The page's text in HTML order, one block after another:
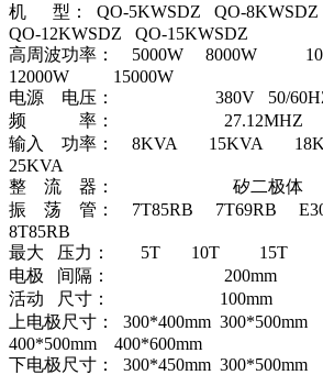
机 型： QO-5KWSDZ QO-8KWSDZ
QO-12KWSDZ QO-15KWSDZ
高周波功率： 5000W 8000W
12000W 15000W
电源 电压： 380V 50/
频 率：
输入 功率： 8KVA 15KVA
25KVA
整 流 器： 矽二极体
振 荡 管： 7T85RB 7T69RB
8T85RB
最大 压力： 5T 10T
电极 间隔： 200mm
活动 尺寸： 100mm
上电极尺寸： 300*400mm 300*500mm
400*500mm 400*600mm
下电极尺寸： 300*450mm 300*500mm